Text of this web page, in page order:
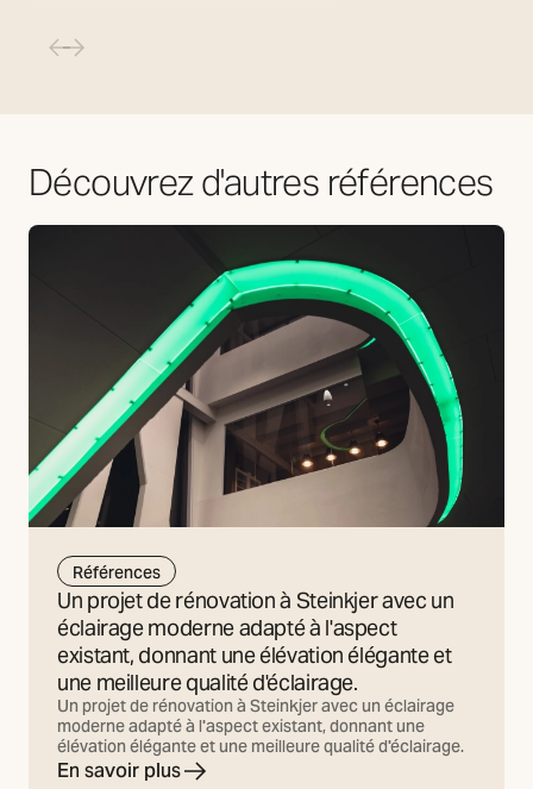
Découvrez d'autres références
Références
Un projet de rénovation à Steinkjer avec un
éclairage moderne adapté à l'aspect
existant, donnant une élévation élégante et
une meilleure qualité d'éclairage.
Un projet de rénovation à Steinkjer avec un éclairage
moderne adapté à l'aspect existant, donnant une
élévation élégante et une meilleure qualité d'éclairage.
En savoir plus